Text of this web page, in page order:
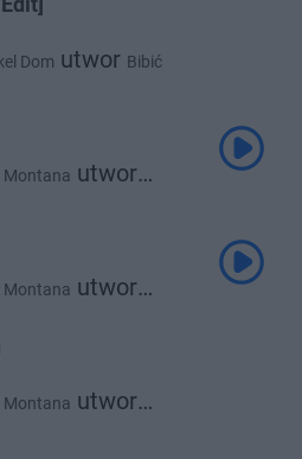
Dom utwor Bibić
Montana utwor
Montana utwor
Montana utwor